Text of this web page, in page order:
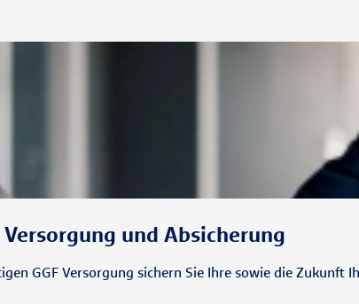
und Absicherung
GGF Versorgung sichern Sie Ihre sowie die Zukunft